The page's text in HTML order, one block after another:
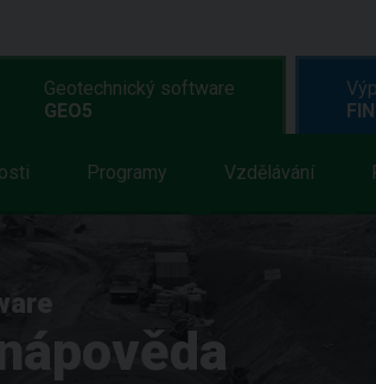
Geotechnický software
GEO5
Programy Vzdělávání